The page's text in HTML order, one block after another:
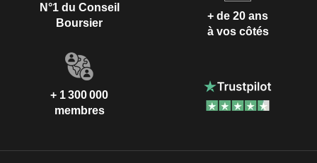
N°1 du Conseil
Boursier
+ de 20 ans
à vos côtés
+ 1 300 000
membres